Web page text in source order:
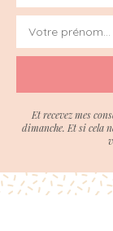
Et recevez mes
dimanche. Et si cela